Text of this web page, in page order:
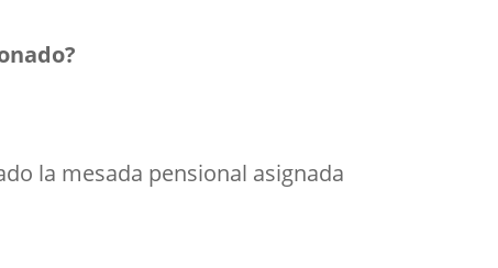
la mesada pensional asignada